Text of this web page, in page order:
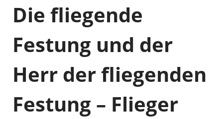
Die fliegende
Festung und der
Herr der fliegenden
Festung – Flieger